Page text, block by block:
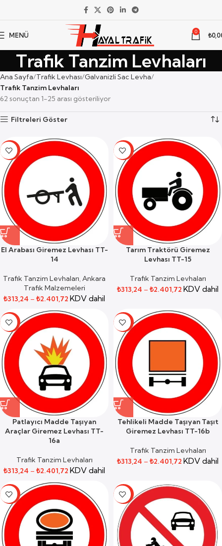
MENÜ 0 ₺
Trafik Tanzim Levhaları
Ana Sayfa Trafik Levhası Galvanizli Sac Levha
Trafik Tanzim Levhaları
62 sonuçtan 1-25 arası gösteriliyor
Filtreleri Göster
-59%
El Arabası Giremez Levhası TT-
14
Trafik Tanzim Levhaları,Ankara
Trafik Malzemeleri
₺313,24 – ₺2.401,72 KDV dahil
-59%
Tarım Traktörü Giremez
Levhası TT-15
Trafik Tanzim Levhaları
₺313,24 – ₺2.401,72 KDV dahil
-59%
Patlayıcı Madde Taşıyan
Araçlar Giremez Levhası TT-
16a
Trafik Tanzim Levhaları
₺313,24 – ₺2.401,72 KDV dahil
-59%
Tehlikeli Madde Taşıyan Taşıt
Giremez Levhası TT-16b
Trafik Tanzim Levhaları
₺313,24 – ₺2.401,72 KDV dahil
-59% -59%